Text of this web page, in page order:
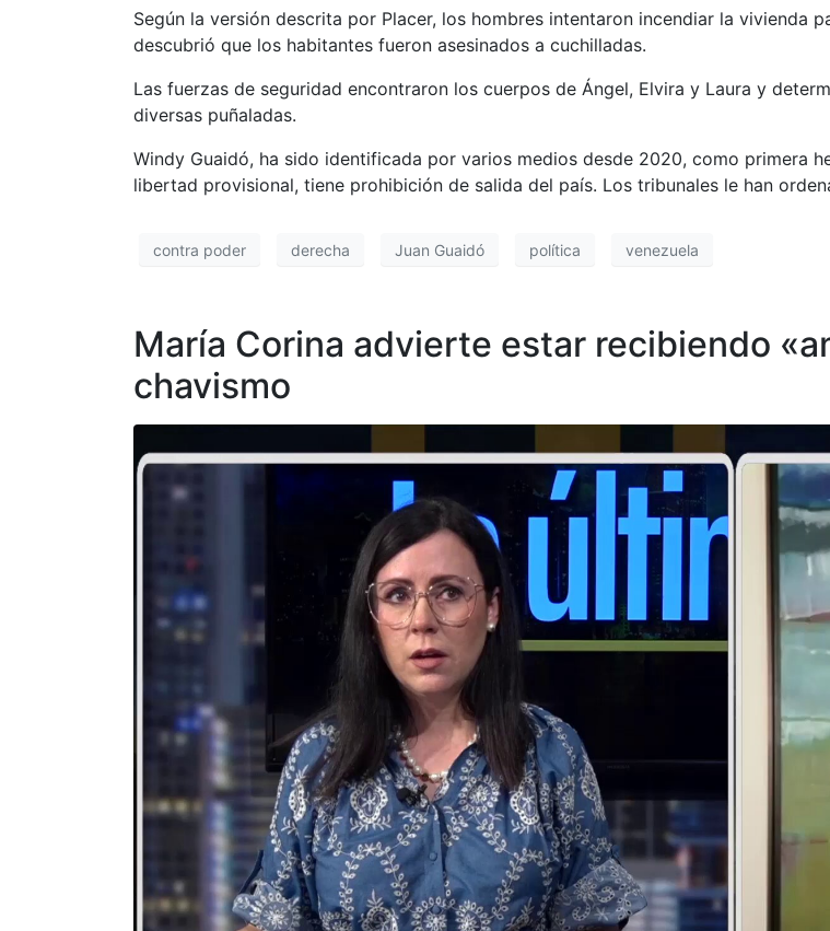
Según la versión descrita por Placer, los hombres intentaron incendiar la vivienda
descubrió que los habitantes fueron asesinados a cuchilladas.
Las fuerzas de seguridad encontraron los cuerpos de Ángel, Elvira y Laura y
diversas puñaladas.
Windy Guaidó, ha sido identificada por varios medios desde 2020, como primera
libertad provisional, tiene prohibición de salida del país. Los tribunales le han
contra poder derecha Juan Guaidó política venezuela
María Corina advierte estar recibiendo
chavismo